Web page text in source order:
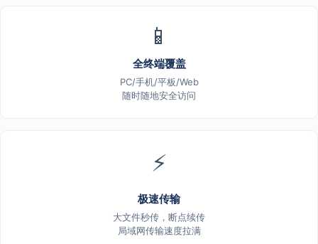
📱
全终端覆盖
PC/手机/平板/Web
随时随地安全访问
⚡
极速传输
大文件秒传，断点续传
局域网传输速度拉满